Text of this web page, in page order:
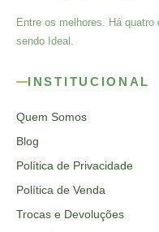
Entre os melhores. Há quatro
sendo Ideal.
INSTITUCIONAL
Quem Somos
Blog
Política de Privacidade
Política de Venda
Trocas e Devoluções